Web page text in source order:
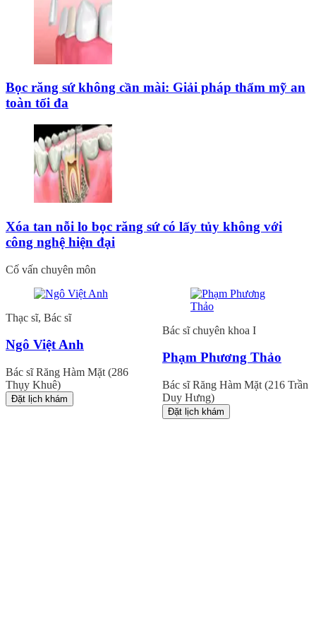
Bọc răng sứ không cần mài: Giải pháp thẩm mỹ an
toàn tối đa
Xóa tan nỗi lo bọc răng sứ có lấy tủy không với
công nghệ hiện đại
Cố vấn chuyên môn
Thạc sĩ, Bác sĩ
Ngô Việt Anh
Bác sĩ Răng Hàm Mặt (286
Thụy Khuê)
Đặt lịch khám
Bác sĩ chuyên khoa I
Phạm Phương Thảo
Bác sĩ Răng Hàm Mặt (216 Trần
Duy Hưng)
Đặt lịch khám